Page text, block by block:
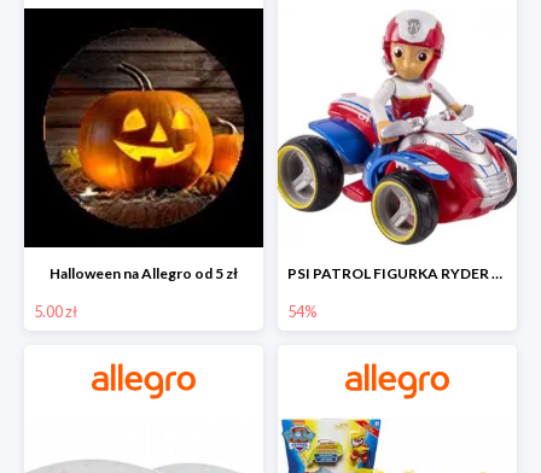
Halloween na Allegro od 5 zł
5.00 zł
PSI PATROL FIGURKA RYDER + QUAD POJAZD RATUNKOWY -54%
54%